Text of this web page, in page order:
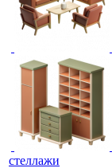
стеллажи